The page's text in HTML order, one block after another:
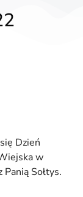
Dzień
w
Sołtys.